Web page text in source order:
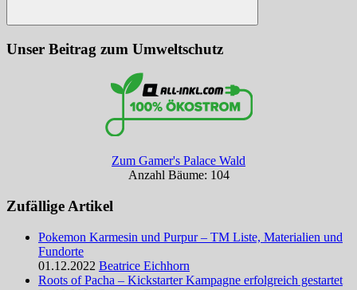
Suchen
Unser Beitrag zum Umweltschutz
Zum Gamer's Palace Wald
Anzahl Bäume: 104
Zufällige Artikel
Pokemon Karmesin und Purpur – TM Liste, Materialien und
Fundorte
01.12.2022 Beatrice Eichhorn
Roots of Pacha – Kickstarter Kampagne erfolgreich gestartet